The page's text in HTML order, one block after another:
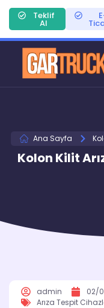
Teklif
Al
Ana Sayfa
Kolon Kilit
admin 02/
Arıza Tespit